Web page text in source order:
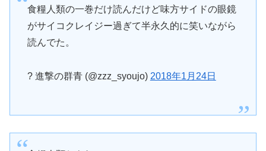
食糧人類の一巻だけ読んだけど味方サイドの眼鏡
がサイコクレイジー過ぎて半永久的に笑いながら
読んでた。
? 進撃の群青 (@zzz_syoujo) 2018年1月24日